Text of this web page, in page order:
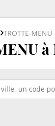
TROTTE-MENU
à